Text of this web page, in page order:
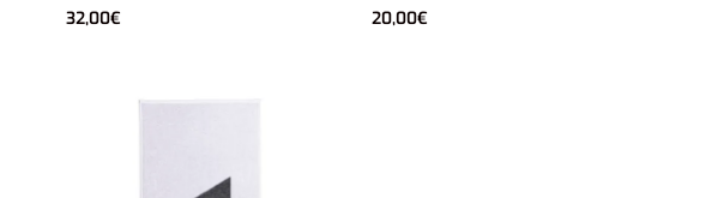
32,00€ 20,00€